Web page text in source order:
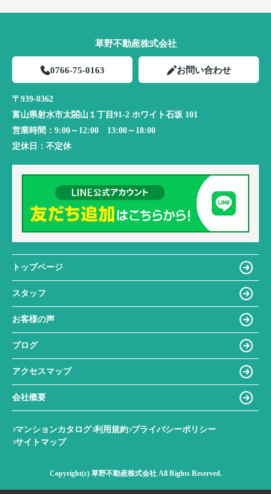
草野不動産株式会社
0766-75-0163 お問い合わせ
〒939-0362
富山県射水市太閤山１丁目91-2 ホワイト石坂 101
営業時間： 9:00～12:00 13:00～18:00
定休日： 不定休
トップページ
スタッフ
お客様の声
ブログ
アクセスマップ
会社概要
マンションカタログ 利用規約 プライバシーポリシー
サイトマップ
Copyright(c) 草野不動産株式会社 All Rights Reserved.